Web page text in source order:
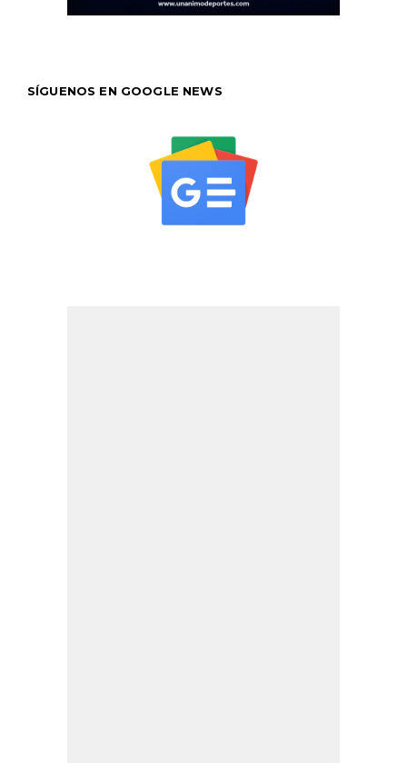
SÍGUENOS EN GOOGLE NEWS